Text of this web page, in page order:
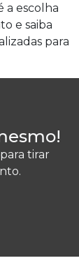
a escolha
e saiba
para
tirar